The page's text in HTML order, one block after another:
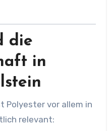
die
in
Polyester vor allem in
relevant: